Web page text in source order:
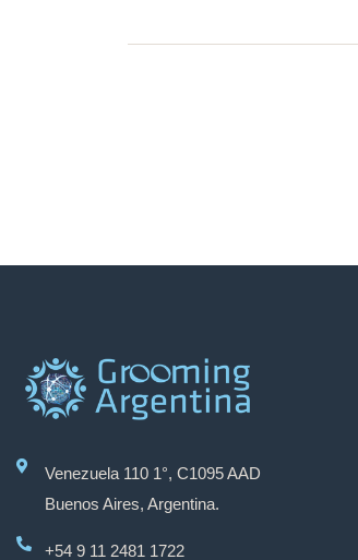
Venezuela 110 1°, C1095 AAD
Buenos Aires, Argentina.
+54 9 11 2481 1722